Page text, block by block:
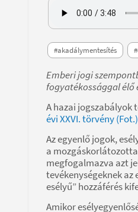
#akadálymentesítés
Emberi jogi
fogyatékossággal élő
A hazai jogszabályok
évi XXVI. törvény (Fot.)
Az egyenlő jogok,
a
megfogalmazva azt
tevékenységeknek az
esélyű” hozzáférés
Amikor